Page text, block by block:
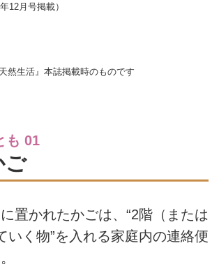
12月号掲載）
然生活』本誌掲載時のものです
も 01
ご
置かれたかごは、“2階（または
いく物”を入れる家庭内の連絡便